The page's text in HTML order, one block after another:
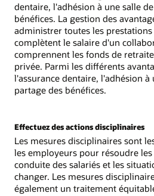
dentaire, l'adhésion à une salle
bénéfices. La gestion des
administrer toutes les
complètent le salaire d'un
comprennent les fonds de
privée. Parmi les différents
l'assurance dentaire, l'adhésion
partage des bénéfices.
Effectuez des actions disciplinaires
Les mesures disciplinaires sont
les employeurs pour résoudre
conduite des salariés et les
changer. Les mesures
également un traitement